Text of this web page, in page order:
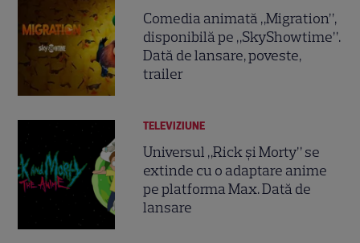
Comedia animată „Migration”,
disponibilă pe „SkyShowtime”.
Dată de lansare, poveste,
trailer
TELEVIZIUNE
Universul „Rick și Morty” se
extinde cu o adaptare anime
pe platforma Max. Dată de
lansare